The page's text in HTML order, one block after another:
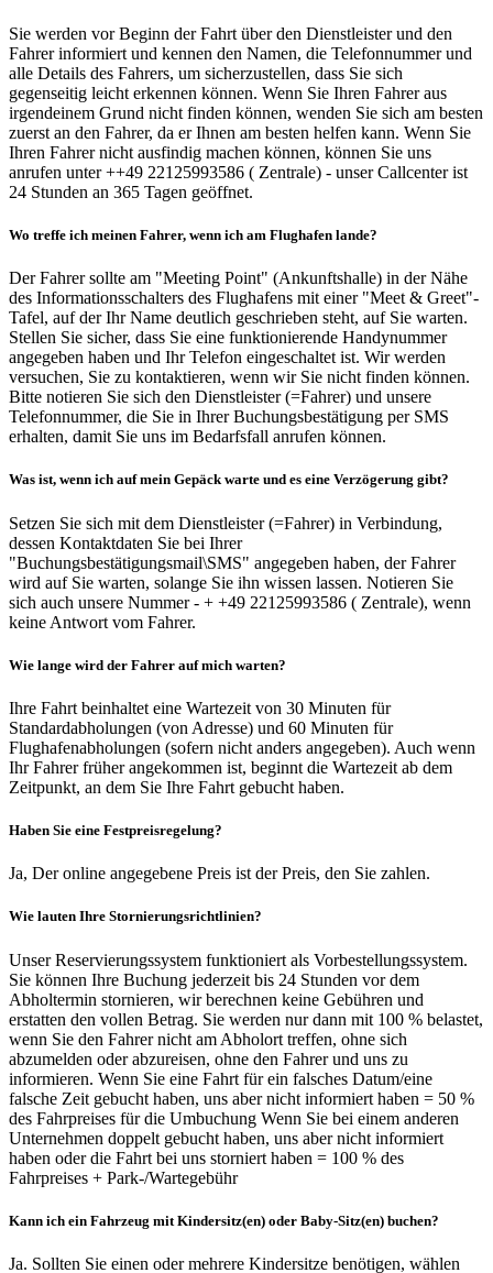
Sie werden vor Beginn der Fahrt über den Dienstleister und den
Fahrer informiert und kennen den Namen, die Telefonnummer und
alle Details des Fahrers, um sicherzustellen, dass Sie sich
gegenseitig leicht erkennen können. Wenn Sie Ihren Fahrer aus
irgendeinem Grund nicht finden können, wenden Sie sich am besten
zuerst an den Fahrer, da er Ihnen am besten helfen kann. Wenn Sie
Ihren Fahrer nicht ausfindig machen können, können Sie uns
anrufen unter ++49 22125993586 ( Zentrale) - unser Callcenter ist
24 Stunden an 365 Tagen geöffnet.
Wo treffe ich meinen Fahrer, wenn ich am Flughafen lande?
Der Fahrer sollte am "Meeting Point" (Ankunftshalle) in der Nähe
des Informationsschalters des Flughafens mit einer "Meet & Greet"-
Tafel, auf der Ihr Name deutlich geschrieben steht, auf Sie warten.
Stellen Sie sicher, dass Sie eine funktionierende Handynummer
angegeben haben und Ihr Telefon eingeschaltet ist. Wir werden
versuchen, Sie zu kontaktieren, wenn wir Sie nicht finden können.
Bitte notieren Sie sich den Dienstleister (=Fahrer) und unsere
Telefonnummer, die Sie in Ihrer Buchungsbestätigung per SMS
erhalten, damit Sie uns im Bedarfsfall anrufen können.
Was ist, wenn ich auf mein Gepäck warte und es eine Verzögerung gibt?
Setzen Sie sich mit dem Dienstleister (=Fahrer) in Verbindung,
dessen Kontaktdaten Sie bei Ihrer
"Buchungsbestätigungsmail\SMS" angegeben haben, der Fahrer
wird auf Sie warten, solange Sie ihn wissen lassen. Notieren Sie
sich auch unsere Nummer - + +49 22125993586 ( Zentrale), wenn
keine Antwort vom Fahrer.
Wie lange wird der Fahrer auf mich warten?
Ihre Fahrt beinhaltet eine Wartezeit von 30 Minuten für
Standardabholungen (von Adresse) und 60 Minuten für
Flughafenabholungen (sofern nicht anders angegeben). Auch wenn
Ihr Fahrer früher angekommen ist, beginnt die Wartezeit ab dem
Zeitpunkt, an dem Sie Ihre Fahrt gebucht haben.
Haben Sie eine Festpreisregelung?
Ja, Der online angegebene Preis ist der Preis, den Sie zahlen.
Wie lauten Ihre Stornierungsrichtlinien?
Unser Reservierungssystem funktioniert als Vorbestellungssystem.
Sie können Ihre Buchung jederzeit bis 24 Stunden vor dem
Abholtermin stornieren, wir berechnen keine Gebühren und
erstatten den vollen Betrag. Sie werden nur dann mit 100 % belastet,
wenn Sie den Fahrer nicht am Abholort treffen, ohne sich
abzumelden oder abzureisen, ohne den Fahrer und uns zu
informieren. Wenn Sie eine Fahrt für ein falsches Datum/eine
falsche Zeit gebucht haben, uns aber nicht informiert haben = 50 %
des Fahrpreises für die Umbuchung Wenn Sie bei einem anderen
Unternehmen doppelt gebucht haben, uns aber nicht informiert
haben oder die Fahrt bei uns storniert haben = 100 % des
Fahrpreises + Park-/Wartegebühr
Kann ich ein Fahrzeug mit Kindersitz(en) oder Baby-Sitz(en) buchen?
Ja. Sollten Sie einen oder mehrere Kindersitze benötigen, wählen